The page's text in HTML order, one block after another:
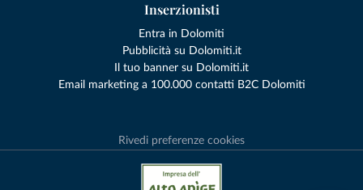
Inserzionisti
Entra in Dolomiti
Pubblicità su Dolomiti.it
Il tuo banner su Dolomiti.it
Email marketing a 100.000 contatti B2C Dolomiti
Rivedi preferenze cookies